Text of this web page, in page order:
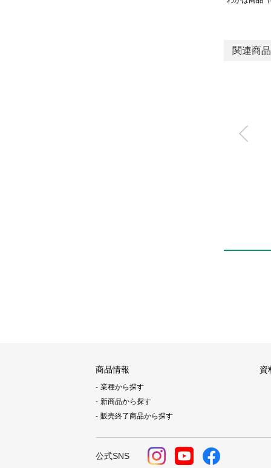
関連商品
商品情報
業種から探す
新商品から探す
販売終了商品から探す
資
公式SNS